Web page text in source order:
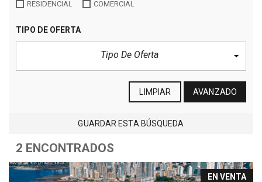
RESIDENCIAL COMERCIAL
TIPO DE OFERTA
Tipo De Oferta
LIMPIAR AVANZADO
GUARDAR ESTA BÚSQUEDA
2 ENCONTRADOS
EN VENTA